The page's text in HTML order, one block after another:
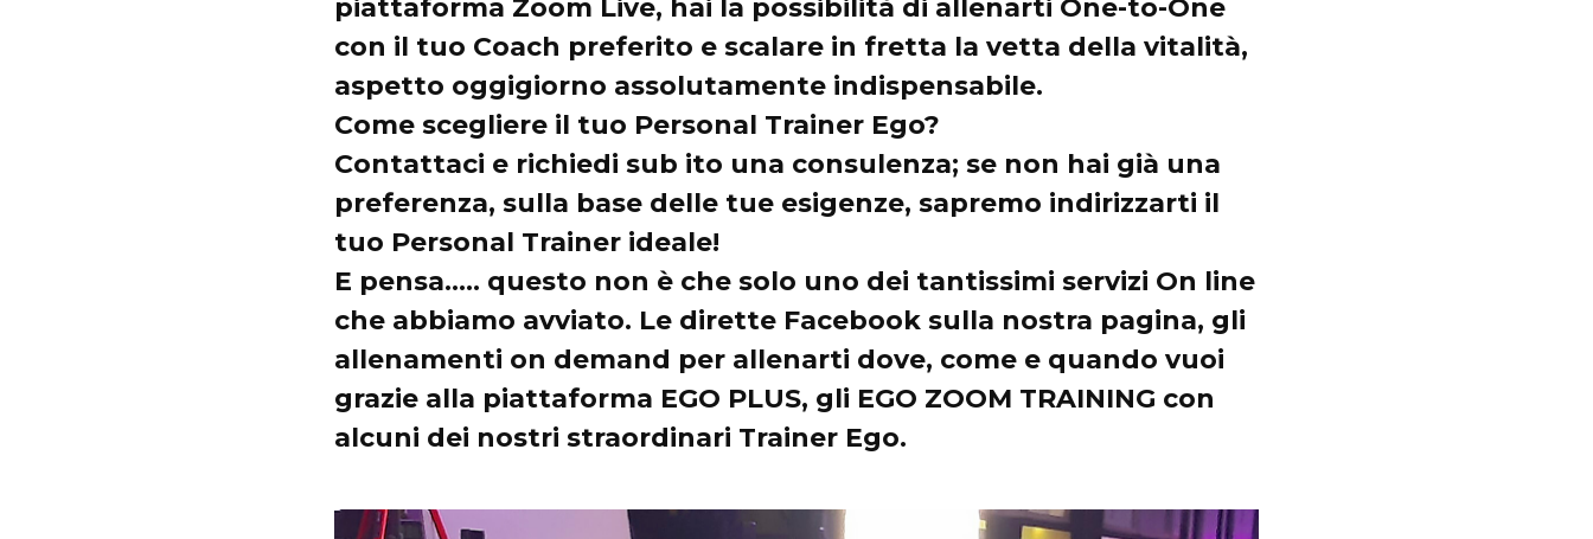
piattaforma Zoom Live, hai la possibilità di allenarti One-to-One
con il tuo Coach preferito e scalare in fretta la vetta della vitalità,
aspetto oggigiorno assolutamente indispensabile.
Come scegliere il tuo Personal Trainer Ego?
Contattaci e richiedi sub ito una consulenza; se non hai già una
preferenza, sulla base delle tue esigenze, sapremo indirizzarti il
tuo Personal Trainer ideale!
E pensa….. questo non è che solo uno dei tantissimi servizi On line
che abbiamo avviato. Le dirette Facebook sulla nostra pagina, gli
allenamenti on demand per allenarti dove, come e quando vuoi
grazie alla piattaforma EGO PLUS, gli EGO ZOOM TRAINING con
alcuni dei nostri straordinari Trainer Ego.